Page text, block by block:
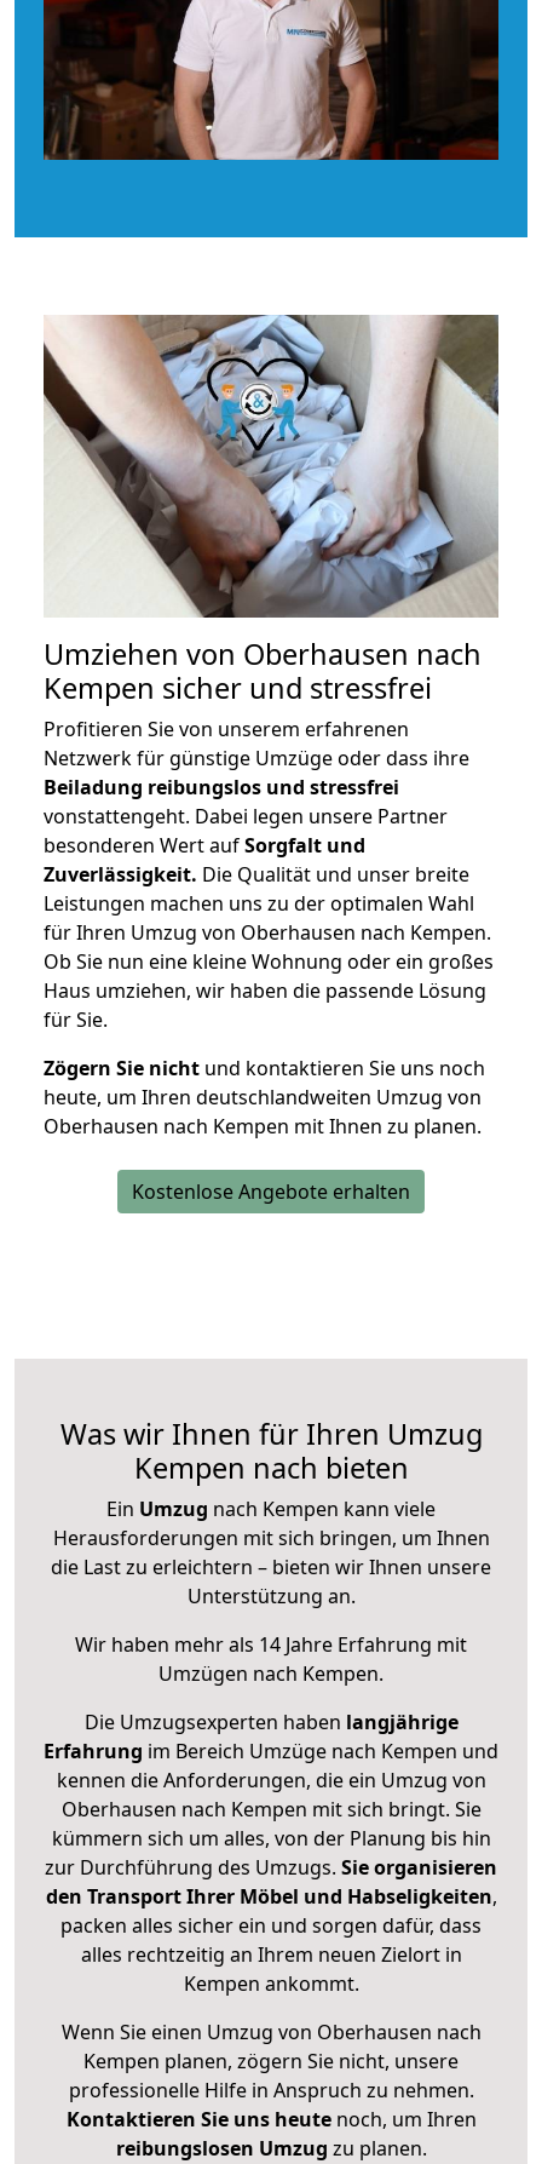
Umziehen von Oberhausen nach
Kempen sicher und stressfrei
Profitieren Sie von unserem erfahrenen
Netzwerk für günstige Umzüge oder dass ihre
Beiladung reibungslos und stressfrei
vonstattengeht. Dabei legen unsere Partner
besonderen Wert aufSorgfalt und
Zuverlässigkeit. Die Qualität und unser breite
Leistungen machen uns zu der optimalen Wahl
für Ihren Umzug von Oberhausen nach Kempen.
Ob Sie nun eine kleine Wohnung oder ein großes
Haus umziehen, wir haben die passende Lösung
für Sie.
Zögern Sie nicht und kontaktieren Sie uns noch
heute, um Ihren deutschlandweiten Umzug von
Oberhausen nach Kempen mit Ihnen zu planen.
Kostenlose Angebote erhalten
Was wir Ihnen für Ihren Umzug
Kempen nach bieten
Ein Umzug nach Kempen kann viele
Herausforderungen mit sich bringen, um Ihnen
die Last zu erleichtern – bieten wir Ihnen unsere
Unterstützung an.
Wir haben mehr als 14 Jahre Erfahrung mit
Umzügen nach Kempen.
Die Umzugsexperten haben langjährige
Erfahrung im Bereich Umzüge nach Kempen und
kennen die Anforderungen, die ein Umzug von
Oberhausen nach Kempen mit sich bringt. Sie
kümmern sich um alles, von der Planung bis hin
zur Durchführung des Umzugs. Sie organisieren
den Transport Ihrer Möbel und Habseligkeiten,
packen alles sicher ein und sorgen dafür, dass
alles rechtzeitig an Ihrem neuen Zielort in
Kempen ankommt.
Wenn Sie einen Umzug von Oberhausen nach
Kempen planen, zögern Sie nicht, unsere
professionelle Hilfe in Anspruch zu nehmen.
Kontaktieren Sie uns heutenoch, um Ihren
reibungslosen Umzug zu planen.